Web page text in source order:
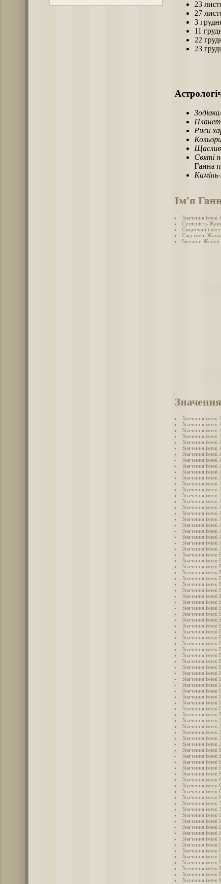
23
27
3
11
22
23
Риси
Святі
Ганна
Ім'я
Значення імені
Сумісність
Скорочені і
Слід імені
Іменини Жанни
Значення імені
Значення імені
Значення імені
Значення імені
Значення імені
Значення імені
Значення імені
Значення імені
Значення імені
Значення імені
Значення імені
Значення імені
Значення імені
Значення імені
Значення імені
Значення імені
Значення імені
Значення імені
Значення імені
Значення імені
Значення імені
Значення імені
Значення імені
Значення імені
Значення імені
Значення імені
Значення імені
Значення імені
Значення імені
Значення імені
Значення імені
Значення імені
Значення імені
Значення імені
Значення імені
Значення імені
Значення імені
Значення імені
Значення імені
Значення імені
Значення
Значення імені
Значення імені
Значення імені
Значення імені
Значення імені
Значення імені
Значення імені
Значення імені
Значення імені
Значення імені
Значення імені
Значення імені
Значення імені
Значення імені
Значення імені
Значення імені
Значення імені
Значення імені
Значення імені
Значення імені
Значення імені
Значення імені
Значення імені
Значення імені
Значення імені
Значення імені
Значення імені
Значення імені
Значення імені
Значення імені
Значення імені
Значення імені
Значення імені
Значення імені
Значення імені
Значення імені
Значення імені
Значення імені